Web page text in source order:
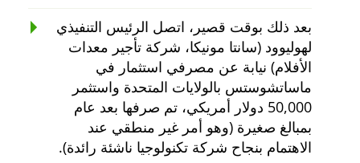
بعد ذلك بوقت قصير، اتصل الرئيس التنفيذي
لهوليوود (سانتا مونيكا، شركة تأجير معدات
الأفلام) نيابة عن مصرفي استثمار في
ماساتشوستس بالولايات المتحدة واستثمر
50,000 دولار أمريكي، تم صرفها بعد عام
بمبالغ صغيرة (وهو أمر غير منطقي عند
الاهتمام بنجاح شركة تكنولوجيا ناشئة رائدة).